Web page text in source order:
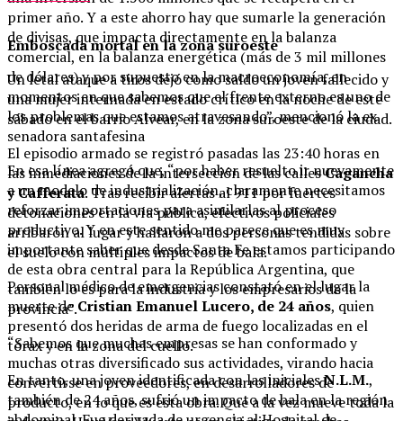
primer año. Y a este ahorro hay que sumarle la generación
de divisas, que impacta directamente en la balanza
comercial, en la balanza energética (más de 3 mil millones
de dólares) y por supuesto en la macroeconomía, en
momentos en que sabemos que el frente externo es uno de
los problemas que estamos atravesando”, mencionó la ex
senadora santafesina
En esa línea agregó que, “por haber resuelto ir nuevamente
a un modelo de industrialización, claramente necesitamos
reforzar importaciones para asimilarlas al proceso
productivo. Y en este sentido me parece que es muy
importante saber que desde Santa Fe estamos participando
de esta obra central para la República Argentina, que
también lo es para la industria y los empresarios de la
provincia”.
“Sabemos que muchas empresas se han conformado y
muchas otras diversificado sus actividades, virando hacia
convertirse en proveedores, en desarrolladores de
producto, en lo que es esta obra. Que a la vez mueve toda la
Emboscada mortal en la zona suroeste
Un letal ataque a tiros dejó como saldo un joven fallecido y
una mujer internada en estado crítico en la noche de este
sábado en el barrio Alvear, en la zona suroeste de la ciudad.
El episodio armado se registró pasadas las 23:40 horas en
las inmediaciones de la intersección de las callesCagancha
y Cafferata. Tras recibir alertas al 911 por fuertes
detonaciones en la vía pública, efectivos policiales
arribaron al lugar y hallaron a dos personas tendidas sobre
el suelo con múltiples impactos de bala.
Personal médico de emergencias constató en el lugar la
muerte de Cristian Emanuel Lucero, de 24 años, quien
presentó dos heridas de arma de fuego localizadas en el
tórax y en la zona del cuello.
En tanto, una joven identificada con las inicialesN.L.M.,
también de 24 años, sufrió un impacto de bala en la región